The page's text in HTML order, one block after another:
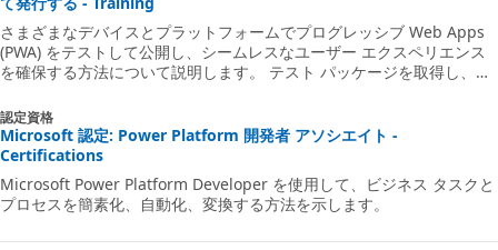
さまざまなデバイスとプラットフォームでプログレッシブ Web Apps
(PWA) をテストして公開し、シームレスなユーザー エクスペリエンス
を確保する方法について説明します。 テスト パッケージを取得し、さ
PWABuilder を使用して、PWA をパッケージ化して Microsoft Store
に提出し、アプリ名を予約し、Microsoft パートナー センターを移動
して公開を成功させます。 この有益なガイドを使用して、PWA 開発ス
認定資格
Microsoft 認定: Power Platform 開発者 アソシエイト -
Certifications
Microsoft Power Platform Developer を使用して、ビジネス タスクと
プロセスを簡素化、自動化、変換する方法を示します。